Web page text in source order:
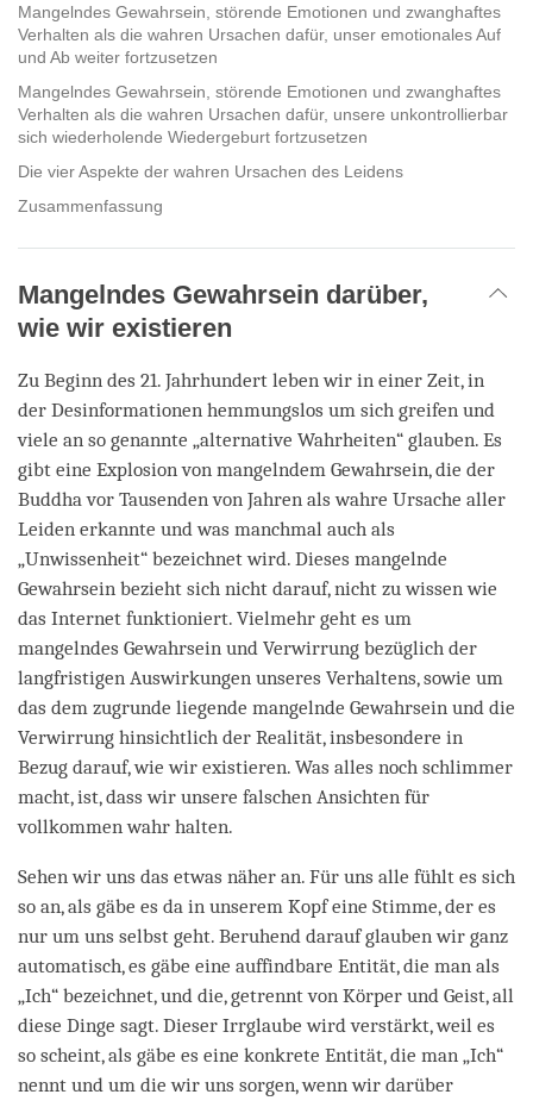
Mangelndes Gewahrsein, störende Emotionen und zwanghaftes
Verhalten als die wahren Ursachen dafür, unser emotionales Auf
und Ab weiter fortzusetzen
Mangelndes Gewahrsein, störende Emotionen und zwanghaftes
Verhalten als die wahren Ursachen dafür, unsere unkontrollierbar
sich wiederholende Wiedergeburt fortzusetzen
Die vier Aspekte der wahren Ursachen des Leidens
Zusammenfassung
Mangelndes Gewahrsein darüber,
wie wir existieren
Zu Beginn des 21. Jahrhundert leben wir in einer Zeit, in
der Desinformationen hemmungslos um sich greifen und
viele an so genannte „alternative Wahrheiten“ glauben. Es
gibt eine Explosion von mangelndem Gewahrsein, die der
Buddha vor Tausenden von Jahren als wahre Ursache aller
Leiden erkannte und was manchmal auch als
„Unwissenheit“ bezeichnet wird. Dieses mangelnde
Gewahrsein bezieht sich nicht darauf, nicht zu wissen wie
das Internet funktioniert. Vielmehr geht es um
mangelndes Gewahrsein und Verwirrung bezüglich der
langfristigen Auswirkungen unseres Verhaltens, sowie um
das dem zugrunde liegende mangelnde Gewahrsein und die
Verwirrung hinsichtlich der Realität, insbesondere in
Bezug darauf, wie wir existieren. Was alles noch schlimmer
macht, ist, dass wir unsere falschen Ansichten für
vollkommen wahr halten.
Sehen wir uns das etwas näher an. Für uns alle fühlt es sich
so an, als gäbe es da in unserem Kopf eine Stimme, der es
nur um uns selbst geht. Beruhend darauf glauben wir ganz
automatisch, es gäbe eine auffindbare Entität, die man als
„Ich“ bezeichnet, und die, getrennt von Körper und Geist, all
diese Dinge sagt. Dieser Irrglaube wird verstärkt, weil es
so scheint, als gäbe es eine konkrete Entität, die man „Ich“
nennt und um die wir uns sorgen, wenn wir darüber